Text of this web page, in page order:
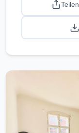
Teilen